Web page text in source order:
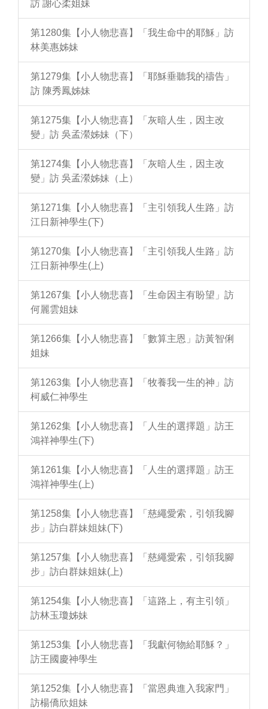
訪 謝心柔姐妹
第1280集【小人物悲喜】「我生命中的耶穌」訪
林美惠姊妹
第1279集【小人物悲喜】「耶穌垂聽我的禱告」
訪 陳秀鳳姊妹
第1275集【小人物悲喜】「灰暗人生，因主改
變」訪 吳孟瀠姊妹（下）
第1274集【小人物悲喜】「灰暗人生，因主改
變」訪 吳孟瀠姊妹（上）
第1271集【小人物悲喜】「主引領我人生路」訪
江日新神學生(下)
第1270集【小人物悲喜】「主引領我人生路」訪
江日新神學生(上)
第1267集【小人物悲喜】「生命因主有盼望」訪
何麗雲姐妹
第1266集【小人物悲喜】「數算主恩」訪黃智俐
姐妹
第1263集【小人物悲喜】「牧養我一生的神」訪
柯威仁神學生
第1262集【小人物悲喜】「人生的選擇題」訪王
鴻祥神學生(下)
第1261集【小人物悲喜】「人生的選擇題」訪王
鴻祥神學生(上)
第1258集【小人物悲喜】「慈繩愛索，引領我腳
步」訪白群妹姐妹(下)
第1257集【小人物悲喜】「慈繩愛索，引領我腳
步」訪白群妹姐妹(上)
第1254集【小人物悲喜】「這路上，有主引領」
訪林玉瓊姊妹
第1253集【小人物悲喜】「我獻何物給耶穌？」
訪王國慶神學生
第1252集【小人物悲喜】「當恩典進入我家門」
訪楊僑欣姐妹